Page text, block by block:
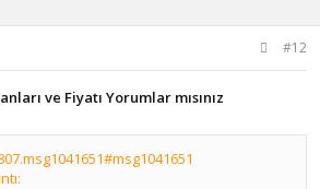
#12
ve Fiyatı Yorumlar mısınız